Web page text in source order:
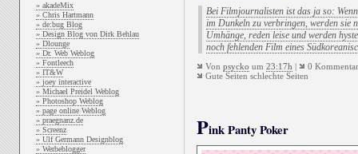
» akadeMix
» Chris Hartmann
» de:bug Blog
» Design Blog von Dirk Behlau
» Dlounge
» Dr. Web Weblog
» Fontleech
» IT&W
» joey interactive
» Michael Preidel Weblog
» Photoshop Weblog
» page online Weblog
» praegnanz.de
» Screenz
» Ulf Germann Designblog
» Werbeblogger
Bei Filmjournalisten ist das ja so:
im Dunkeln zu verbringen, werden sie
Umhänge, reden leise und werden
noch fehlenden Film eines
Von psycko um 23:17h |
0
Gute Seiten schlechte Seiten
Pink Panty Poker